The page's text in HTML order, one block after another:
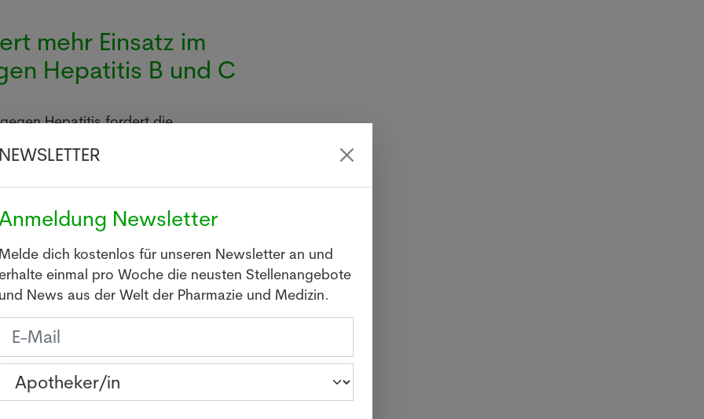
mehr Einsatz im
Hepatitis B und C
Hepatitis fordert die
(WHO) mehr Forschung,
sowie ein stärkeres
leben länger - und sind
krank
steigt weltweit. Doch
verbringen Menschen mit
- insbesondere Frauen.
NEWSLETTER
Anmeldung Newsletter
Melde dich kostenlos für unseren Newsletter an und
einmal pro Woche die neusten Stellenangebote
und News aus der Welt der Pharmazie und Medizin.